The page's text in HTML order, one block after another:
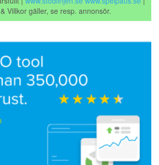
Villkor gäller, se resp. annonsör.